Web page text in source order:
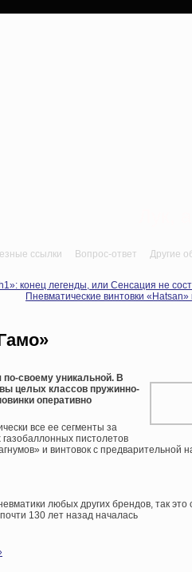
ссылки Вопрос-ответ Другие
конец легенды, или Сенсация не
Пневматические винтовки
по-своему уникальной. В
целых классов пружинно-
оперативно
все ее сегменты за
пистолетов
и винтовок с предварительной
любых других брендов, так
130 лет назад началась